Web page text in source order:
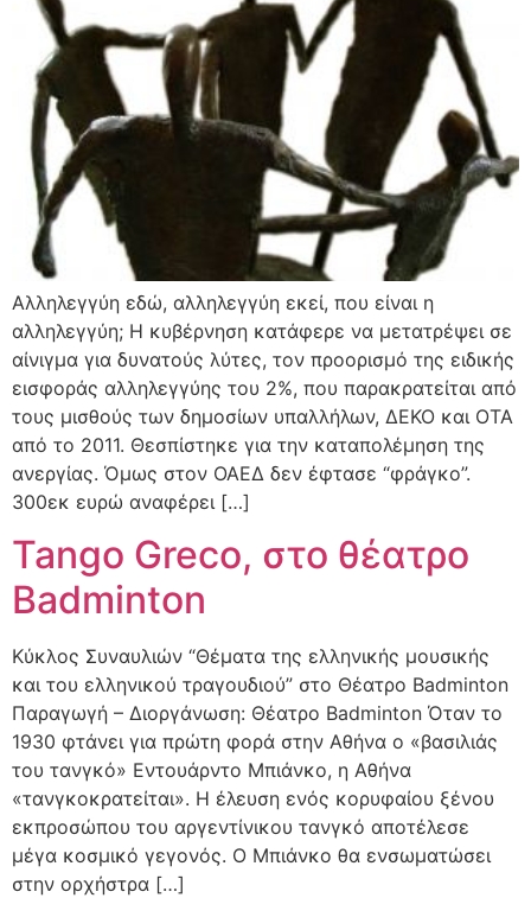
Αλληλεγγύη εδώ, αλληλεγγύη εκεί, που είναι η
αλληλεγγύη; Η κυβέρνηση κατάφερε να μετατρέψει σε
αίνιγμα για δυνατούς λύτες, τον προορισμό της ειδικής
εισφοράς αλληλεγγύης του 2%, που παρακρατείται από
τους μισθούς των δημοσίων υπαλλήλων, ΔΕΚΟ και ΟΤΑ
από το 2011. Θεσπίστηκε για την καταπολέμηση της
ανεργίας. Όμως στον ΟΑΕΔ δεν έφτασε “φράγκο”.
300εκ ευρώ αναφέρει […]
Tango Greco, στο θέατρο
Badminton
Κύκλος Συναυλιών “Θέματα της ελληνικής μουσικής
και του ελληνικού τραγουδιού” στο Θέατρο Badminton
Παραγωγή – Διοργάνωση: Θέατρο Badminton Όταν το
1930 φτάνει για πρώτη φορά στην Αθήνα ο «βασιλιάς
του τανγκό» Εντουάρντο Μπιάνκο, η Αθήνα
«τανγκοκρατείται». Η έλευση ενός κορυφαίου ξένου
εκπροσώπου του αργεντίνικου τανγκό αποτέλεσε
μέγα κοσμικό γεγονός. Ο Μπιάνκο θα ενσωματώσει
στην ορχήστρα […]